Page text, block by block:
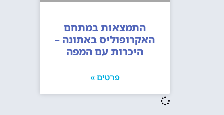
התמצאות במתחם
האקרופוליס באתונה –
היכרות עם המפה
פרטים »